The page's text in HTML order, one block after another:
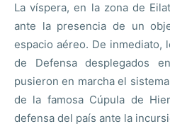
La víspera, en la zona de
ante la presencia de un
espacio aéreo. De inmediato,
de Defensa desplegados
pusieron en marcha el
de la famosa Cúpula de
defensa del país ante la